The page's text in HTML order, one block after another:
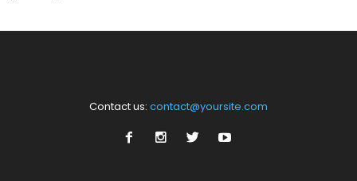
Contact us: contact@yoursite.com